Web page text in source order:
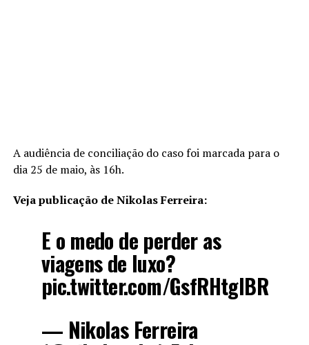
A audiência de conciliação do caso foi marcada para o
dia 25 de maio, às 16h.
Veja publicação de Nikolas Ferreira:
E o medo de perder as
viagens de luxo?
pic.twitter.com/GsfRHtglBR
— Nikolas Ferreira